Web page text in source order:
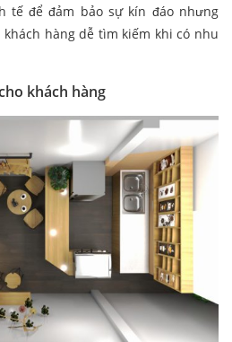
tế để đảm bảo sự kín đáo nhưng
hàng dễ tìm kiếm khi có nhu
khách hàng